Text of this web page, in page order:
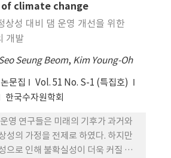
책 도입이 필요하다고 언급한 바 있
부분의 다목적댐들은 평상시 용수공
수용량 외에 비상시 활용 가능한 비
하고 있는 실정이다. 따라서 본 연구
용수공급을 위해 비상용량을 예비량
안에 대해 연구하였다. 기후변화의
형의 유입량 자료로 이용하였다. 비
급 조정기준의 활용 조건에 따라 저
실시하였고 모의 결과를 이용하여
climate change
상성 대비 댐 운영 개선을 위한
개발
Seung Beom, Kim Young-Oh
문집
Vol. 51 No. S-1 (특집호)
한국수자원학회
영 연구들은 미래의 기후가 과거와
성의 가정을 전제로 하였다. 하지만
으로 인해 불확실성이 더욱 커질 경